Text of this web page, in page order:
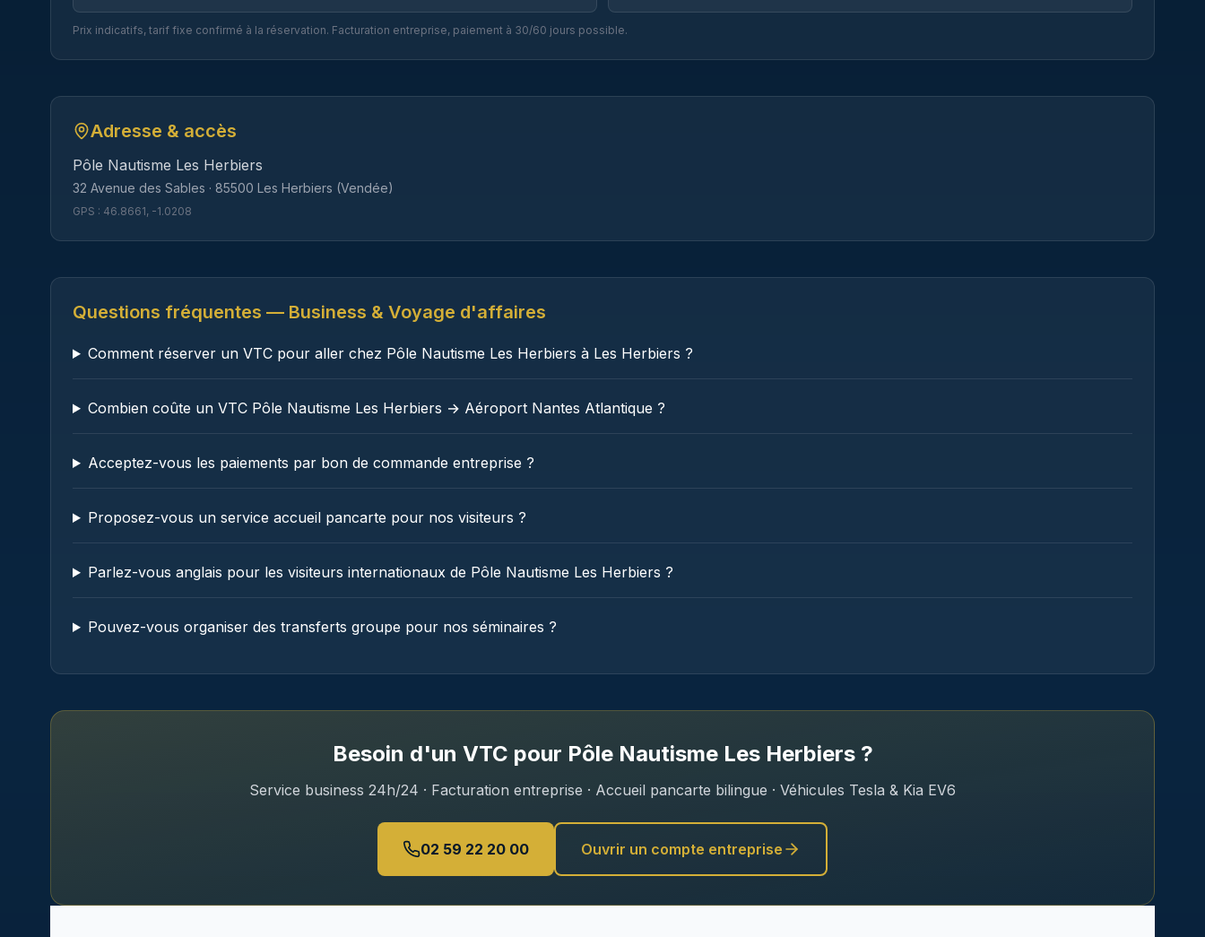
Prix indicatifs, tarif fixe confirmé à la réservation. Facturation entreprise, paiement à 30/60 jours possible.
Adresse & accès
Pôle Nautisme Les Herbiers
32 Avenue des Sables · 85500 Les Herbiers (Vendée)
GPS : 46.8661, -1.0208
Questions fréquentes — Business & Voyage d'affaires
Comment réserver un VTC pour aller chez Pôle Nautisme Les Herbiers à Les Herbiers ?
Combien coûte un VTC Pôle Nautisme Les Herbiers → Aéroport Nantes Atlantique ?
Acceptez-vous les paiements par bon de commande entreprise ?
Proposez-vous un service accueil pancarte pour nos visiteurs ?
Parlez-vous anglais pour les visiteurs internationaux de Pôle Nautisme Les Herbiers ?
Pouvez-vous organiser des transferts groupe pour nos séminaires ?
Besoin d'un VTC pour Pôle Nautisme Les Herbiers?
Service business 24h/24 · Facturation entreprise · Accueil pancarte bilingue · Véhicules Tesla & Kia EV6
02 59 22 20 00 Ouvrir un compte entreprise